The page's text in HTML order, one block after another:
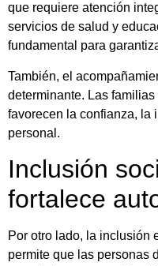
que requiere atención
servicios de salud y
fundamental para
También, el
determinante. Las
favorecen la confianza, la
personal.
Inclusión
fortalece
Por otro lado, la inclusión
permite que las personas